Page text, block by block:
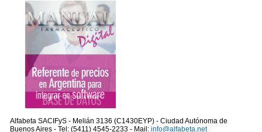
Alfabeta SACIFyS - Melián 3136 (C1430EYP) - Ciudad Autónoma de
Buenos Aires - Tel: (5411) 4545-2233 - Mail: info@alfabeta.net